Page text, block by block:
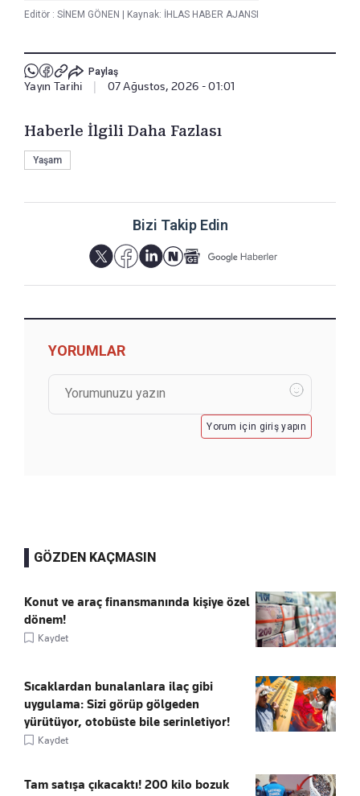
Editör : SİNEM GÖNEN | Kaynak: İHLAS HABER AJANSI
Paylaş
Yayın Tarihi 07 Ağustos, 2026 - 01:01
Haberle İlgili Daha Fazlası
Yaşam
Bizi Takip Edin
YORUMLAR
Yorum için giriş yapın
GÖZDEN KAÇMASIN
Konut ve araç finansmanında kişiye özel
dönem!
Kaydet
Sıcaklardan bunalanlara ilaç gibi
uygulama: Sizi görüp gölgeden
yürütüyor, otobüste bile serinletiyor!
Kaydet
Tam satışa çıkacaktı! 200 kilo bozuk